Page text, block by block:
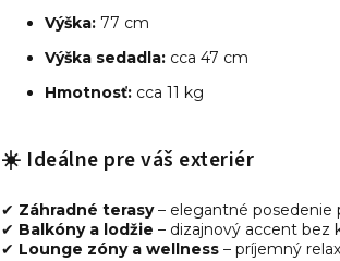
Výška: 77 cm
Výška sedadla: cca 47 cm
Hmotnosť: cca 11 kg
☀️ Ideálne pre váš exteriér
✔ Záhradné terasy – elegantné posedenie
✔ Balkóny a lodžie – dizajnový accent bez
✔ Lounge zóny a wellness – príjemný